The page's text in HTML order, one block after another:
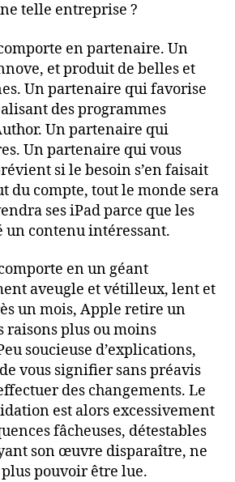
telle entreprise ?
en partenaire. Un
et produit de belles et
Un partenaire qui favorise
des programmes
Un partenaire qui
Un partenaire qui vous
si le besoin s’en faisait
du compte, tout le monde sera
ses iPad parce que les
un contenu intéressant.
en un géant
aveugle et vétilleux, lent et
un mois, Apple retire un
raisons plus ou moins
soucieuse d’explications,
vous signifier sans préavis
des changements. Le
est alors excessivement
fâcheuses, détestables
son œuvre disparaître, ne
pouvoir être lue.